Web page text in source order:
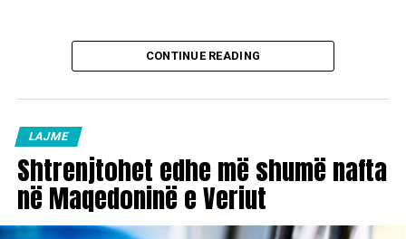
CONTINUE READING
LAJME
Shtrenjtohet edhe më shumë nafta
në Maqedoninë e Veriut